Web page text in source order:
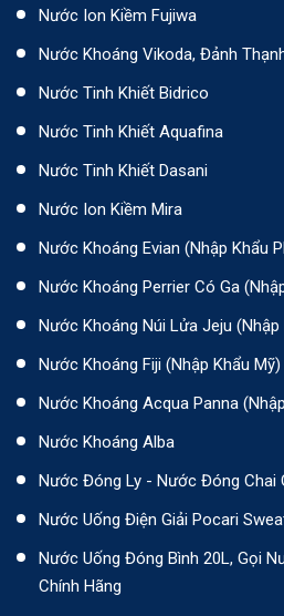
Nước Ion Kiềm Fujiwa
Nước Khoáng Vikoda, Đảnh
Nước Tinh Khiết Bidrico
Nước Tinh Khiết Aquafina
Nước Tinh Khiết Dasani
Nước Ion Kiềm Mira
Nước Khoáng Evian (Nhập Khẩu
Nước Khoáng Perrier Có Ga
Nước Khoáng Núi Lửa Jeju (nhập
Nước Khoáng Fiji (Nhập Khẩu Mỹ)
Nước Khoáng Acqua Panna
Nước Khoáng Alba
Nước Đóng Ly - Nước Đóng Chai
Nước Uống Điện Giải Pocari
Nước Uống Đóng Bình 20L, Gọi
Chính Hãng